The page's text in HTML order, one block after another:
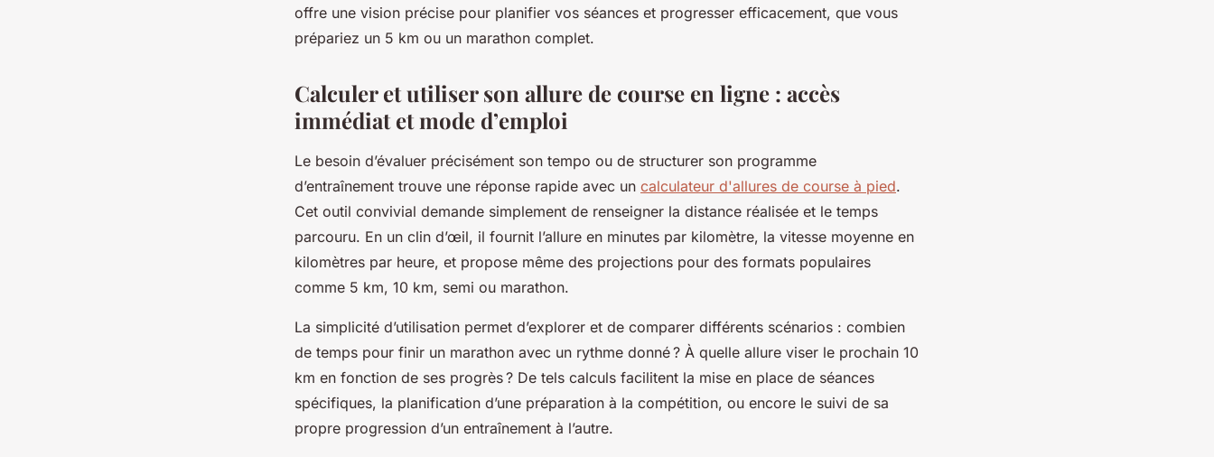
offre une vision précise pour planifier vos séances et progresser efficacement, que vous
prépariez un 5 km ou un marathon complet.
Calculer et utiliser son allure de course en ligne : accès
immédiat et mode d’emploi
Le besoin d’évaluer précisément son tempo ou de structurer son programme
d’entraînement trouve une réponse rapide avec un calculateur d'allures de course à pied.
Cet outil convivial demande simplement de renseigner la distance réalisée et le temps
parcouru. En un clin d’œil, il fournit l’allure en minutes par kilomètre, la vitesse moyenne en
kilomètres par heure, et propose même des projections pour des formats populaires
comme 5 km, 10 km, semi ou marathon.
La simplicité d’utilisation permet d’explorer et de comparer différents scénarios : combien
de temps pour finir un marathon avec un rythme donné ? À quelle allure viser le prochain 10
km en fonction de ses progrès ? De tels calculs facilitent la mise en place de séances
spécifiques, la planification d’une préparation à la compétition, ou encore le suivi de sa
propre progression d’un entraînement à l’autre.